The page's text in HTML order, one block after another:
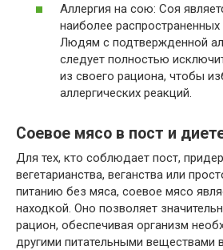
Аллергия на сою: Соя
наиболее
Людям с подтвержденной
следует полностью
из своего рациона, чтобы
аллергических реакций.
Соевое мясо в пост и
Для тех, кто соблюдает пост,
вегетарианства, веганства или
питанию без мяса, соевое мясо
находкой. Оно позволяет
рацион, обеспечивая организм
другими питательными веществами